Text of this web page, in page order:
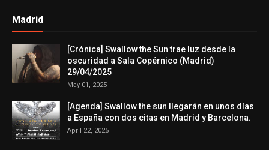
Madrid
[Crónica] Swallow the Sun trae luz desde la
oscuridad a Sala Copérnico (Madrid)
29/04/2025
May 01, 2025
[Agenda] Swallow the sun llegarán en unos días
a España con dos citas en Madrid y Barcelona.
April 22, 2025